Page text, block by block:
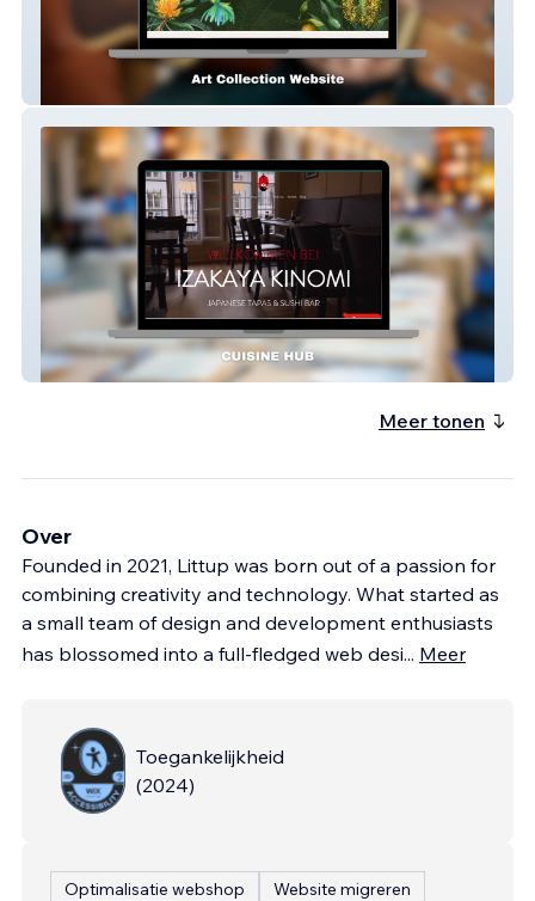
Katrina Read Sydney
Izakaya Kinomi
Meer tonen
Over
Founded in 2021, Littup was born out of a passion for
combining creativity and technology. What started as
a small team of design and development enthusiasts
has blossomed into a full-fledged web desi... Meer
Toegankelijkheid
(2024)
Optimalisatie webshop
Website migreren